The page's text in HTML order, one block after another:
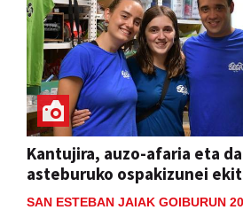
Kantujira, auzo-afaria eta
asteburuko ospakizunei
SAN ESTEBAN JAIAK GOIBURUN